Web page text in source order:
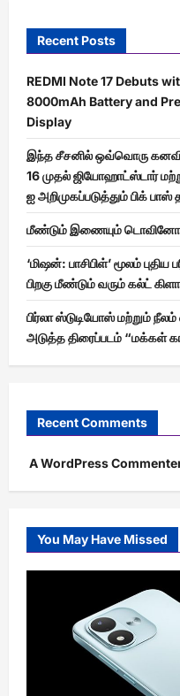
Recent Posts
REDMI Note 17 Debuts
8000mAh Battery and
Display
இந்த சீசனில் ஒவ்வொரு
16 முதல் ஜியோஹாட்ஸ்டார்
ஐ அறிமுகப்படுத்தும் பிக் பாஸ்
மீண்டும் இணையும் டொவினோ
‘மிஷன்: பாசிபிள்’ மூலம்
பிறகு மீண்டும் வரும் கல்ட்
பிர்லா ஸ்டுடியோஸ் மற்றும்
அடுத்த திரைப்படம் “மக்கள்
Recent Comments
A WordPress
You May Have Missed